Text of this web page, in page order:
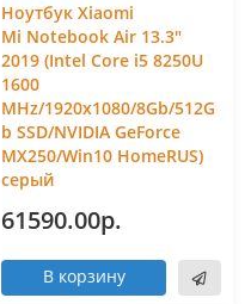
Ноутбук Xiaomi
Mi Notebook Air 13.3"
2019 (Intel Core i5 8250U
1600
MHz/1920x1080/8Gb/512G
b SSD/NVIDIA GeForce
MX250/Win10 HomeRUS)
серый
61590.00р.
В корзину